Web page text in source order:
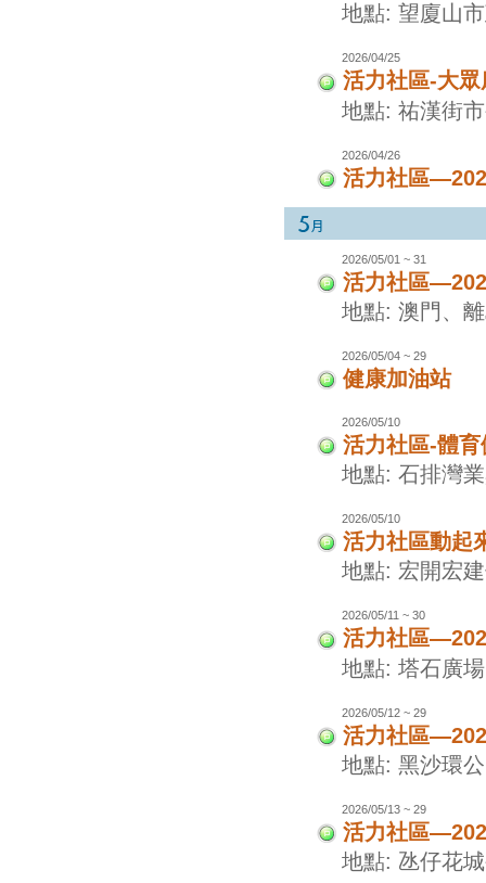
地點: 望廈山
2026/04/25
活力社區-大眾
地點: 祐漢街
2026/04/26
活力社區
2026/05/01 ~ 31
活力社區
地點: 澳門、
2026/05/04 ~ 29
健康加油站
2026/05/10
活力社區-體
地點: 石排灣
2026/05/10
活力社區動起
地點: 宏開宏
2026/05/11 ~ 30
活力社區
地點: 塔石廣場
2026/05/12 ~ 29
活力社區
地點: 黑沙環
2026/05/13 ~ 29
活力社區
地點: 氹仔花